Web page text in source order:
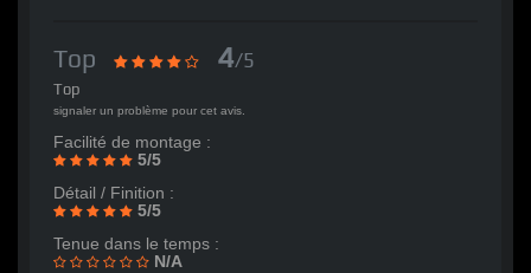
Top 4/5
Top
signaler un problème pour cet avis.
Facilité de montage :
5/5
Détail / Finition :
5/5
Tenue dans le temps :
N/A